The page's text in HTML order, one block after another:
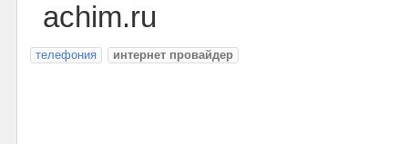
achim.ru
телефония интернет провайдер